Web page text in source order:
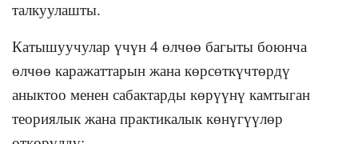
талкуулашты.
Катышуучулар үчүн 4 өлчөө багыты боюнча
өлчөө каражаттарын жана көрсөткүчтөрдү
аныктоо менен сабактарды көрүүнү камтыган
теориялык жана практикалык көнүгүүлөр ​​